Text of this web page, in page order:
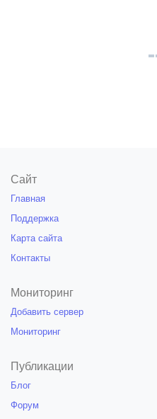
Сайт
Главная
Поддержка
Карта сайта
Контакты
Мониторинг
Добавить сервер
Мониторинг
Публикации
Блог
Форум